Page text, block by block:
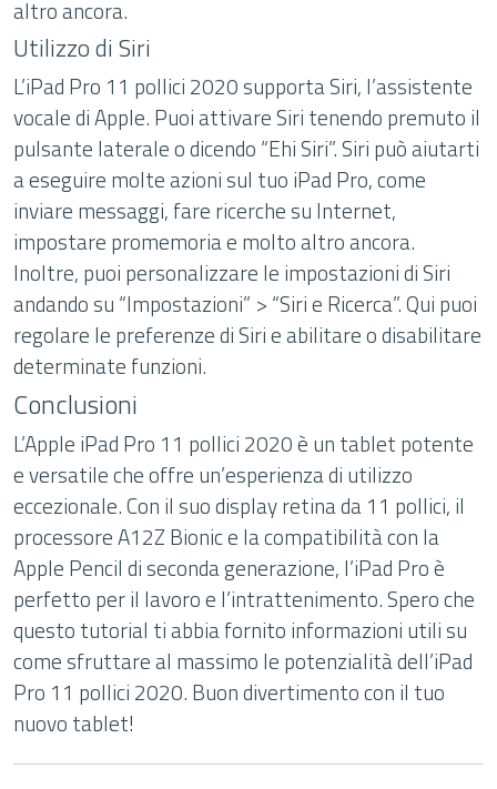
altro ancora.
Utilizzo di Siri
L’iPad Pro 11 pollici 2020 supporta Siri, l’assistente
vocale di Apple. Puoi attivare Siri tenendo premuto il
pulsante laterale o dicendo “Ehi Siri”. Siri può aiutarti
a eseguire molte azioni sul tuo iPad Pro, come
inviare messaggi, fare ricerche su Internet,
impostare promemoria e molto altro ancora.
Inoltre, puoi personalizzare le impostazioni di Siri
andando su “Impostazioni” > “Siri e Ricerca”. Qui puoi
regolare le preferenze di Siri e abilitare o disabilitare
determinate funzioni.
Conclusioni
L’Apple iPad Pro 11 pollici 2020 è un tablet potente
e versatile che offre un’esperienza di utilizzo
eccezionale. Con il suo display retina da 11 pollici, il
processore A12Z Bionic e la compatibilità con la
Apple Pencil di seconda generazione, l’iPad Pro è
perfetto per il lavoro e l’intrattenimento. Spero che
questo tutorial ti abbia fornito informazioni utili su
come sfruttare al massimo le potenzialità dell’iPad
Pro 11 pollici 2020. Buon divertimento con il tuo
nuovo tablet!